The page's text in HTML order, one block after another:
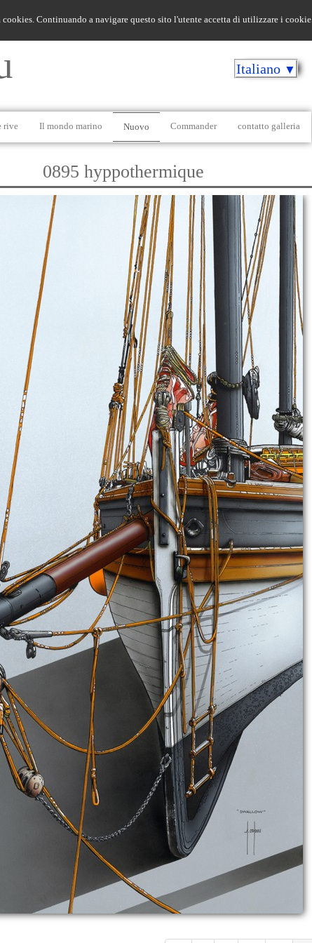
Continuando a navigare questo sito l'utente accetta di utilizzare i cookie.
Italiano ▼
rive Il mondo marino Nuovo Commander contatto galleria
0895 hyppothermique